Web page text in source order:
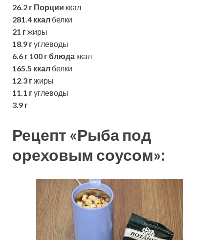
26.2 г Порции ккал
281.4 ккал белки
21 гжиры
18.9 гуглеводы
6.6 г 100 г блюда ккал
165.5 ккал белки
12.3 гжиры
11.1 гуглеводы
3.9 г
Рецепт «Рыба под
ореховым соусом»: